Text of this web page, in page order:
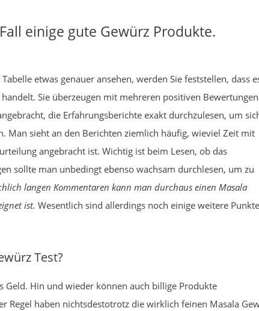
einige gute Gewürz Produkte.
etwas genauer ansehen, werden Sie feststellen, dass
Sie überzeugen mit mehreren positiven
die Erfahrungsberichte exakt durchzulesen, um
Man sieht an den Berichten ziemlich häufig, wieviel Zeit mit
angebracht ist. Wichtig ist beim Lesen, ob das
sollte man unbedingt ebenso wachsam durchlesen, um zu
langen Kommentaren kann man durchaus einen Masala
ist. Wesentlich sind allerdings noch einige weitere
Test?
Hin und wieder können auch billige Produkte
Regel haben nichtsdestotrotz die wirklich feinen Masala